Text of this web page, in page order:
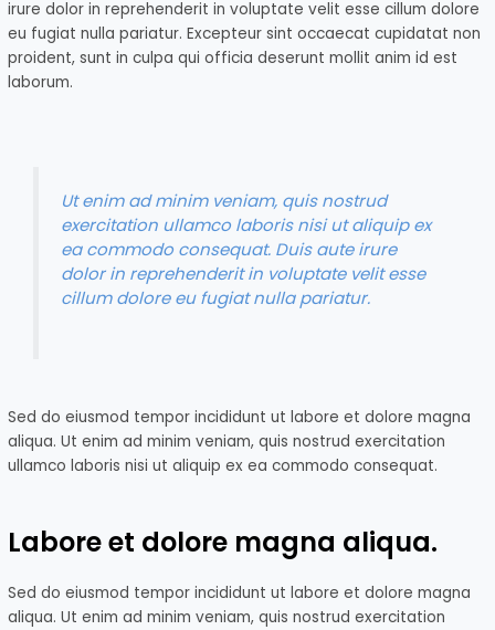
irure dolor in reprehenderit in voluptate velit esse cillum dolore
eu fugiat nulla pariatur. Excepteur sint occaecat cupidatat non
proident, sunt in culpa qui officia deserunt mollit anim id est
laborum.
Ut enim ad minim veniam, quis nostrud
exercitation ullamco laboris nisi ut aliquip ex
ea commodo consequat. Duis aute irure
dolor in reprehenderit in voluptate velit esse
cillum dolore eu fugiat nulla pariatur.
Sed do eiusmod tempor incididunt ut labore et dolore magna
aliqua. Ut enim ad minim veniam, quis nostrud exercitation
ullamco laboris nisi ut aliquip ex ea commodo consequat.
Labore et dolore magna aliqua.
Sed do eiusmod tempor incididunt ut labore et dolore magna
aliqua. Ut enim ad minim veniam, quis nostrud exercitation